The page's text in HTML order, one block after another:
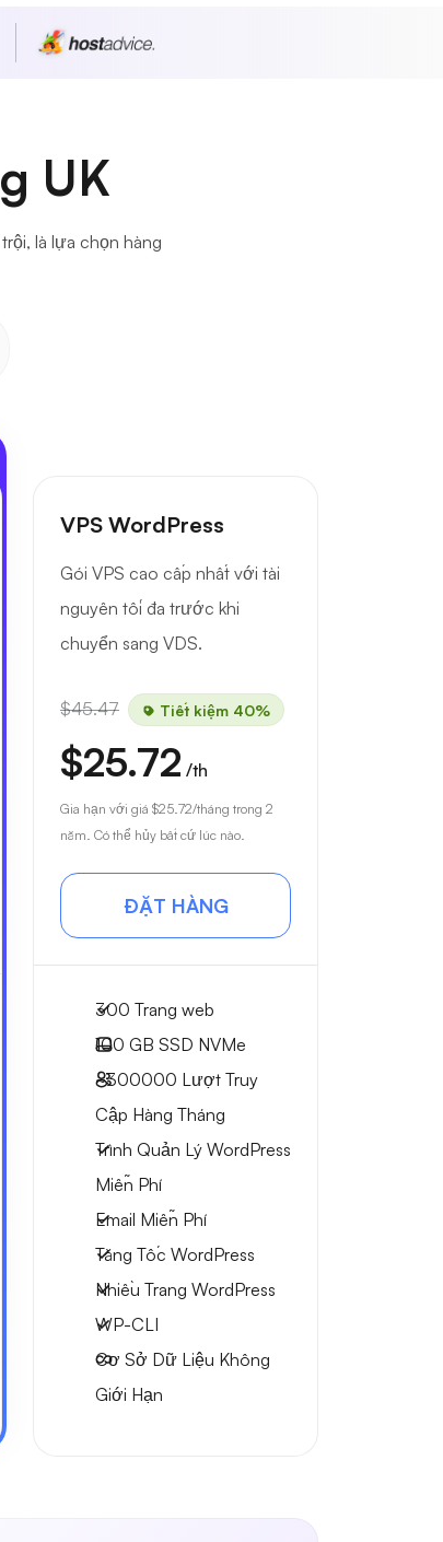
UK
là lựa chọn hàng
VPS WordPress
Gói VPS cao cấp nhất với tài
nguyên tối đa trước khi
chuyển sang VDS.
$45.47 Tiết kiệm 40%
$25.72 /th
Gia hạn với giá $25.72/tháng trong 2
năm. Có thể hủy bất cứ lúc nào.
ĐẶT HÀNG
300 Trang web
100 GB SSD NVMe
~300000 Lượt Truy
Cập Hàng Tháng
Trình Quản Lý WordPress
Miễn Phí
Email Miễn Phí
Tăng Tốc WordPress
Nhiều Trang WordPress
WP-CLI
Cơ Sở Dữ Liệu Không
Giới Hạn